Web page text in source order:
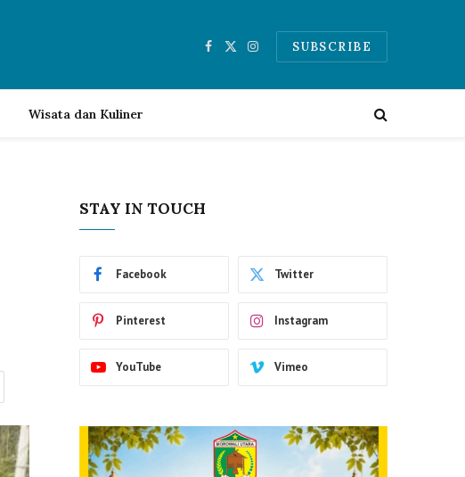
Facebook
X
InstagramSUBSCRIBE
Wisata dan Kuliner
STAY IN TOUCH
Facebook Twitter
Pinterest Instagram
YouTube Vimeo